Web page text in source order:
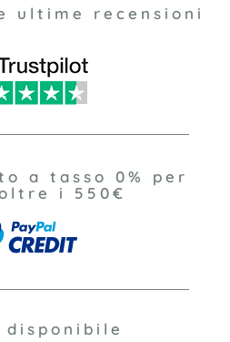
ultime recensioni
a tasso 0% per
i 550€
disponibile